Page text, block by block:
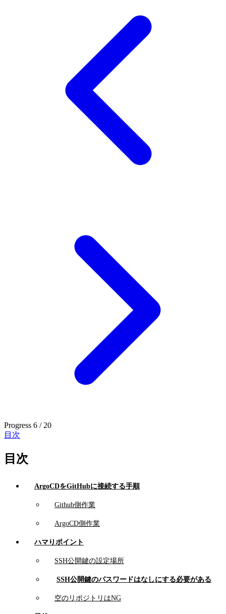
Progress 6 / 20
目次
目次
ArgoCDをGitHubに接続する手順
Github側作業
ArgoCD側作業
ハマりポイント
SSH公開鍵の設定場所
SSH公開鍵のパスワードはなしにする必要がある
空のリポジトリはNG